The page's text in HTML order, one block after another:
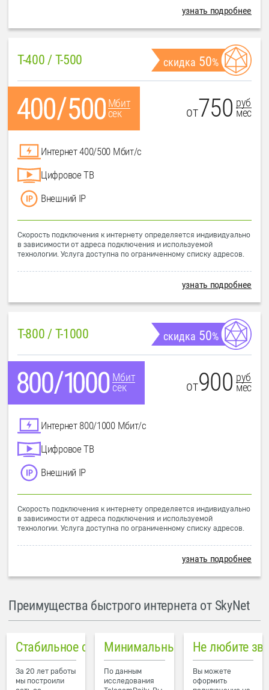
узнать подробнее
T-400 / T-500 скидка 50%
Мбит
сек
от750 руб
мес
Интернет 400/500 Мбит/с
Цифровое ТВ
Внешний IP
Скорость подключения к интернету определяется индивидуально
в зависимости от адреса подключения и используемой
технологии. Услуга доступна по ограниченному списку адресов.
узнать подробнее
T-800 / T-1000 скидка 50%
Мбит
сек
от900 руб
мес
Интернет 800/1000 Мбит/с
Цифровое ТВ
Внешний IP
Скорость подключения к интернету определяется индивидуально
в зависимости от адреса подключения и используемой
технологии. Услуга доступна по ограниченному списку адресов.
узнать подробнее
Преимущества быстрого интернета от SkyNet
Стабильное соединение
За 20 лет работы
мы построили
Минимальный пинг в городе
По данным
исследования
Не любите
Вы можете
оформить